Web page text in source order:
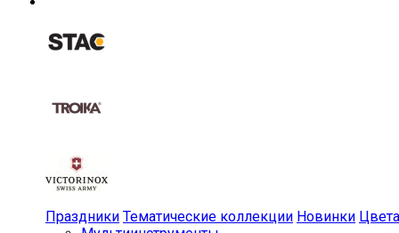
Праздники Тематические коллекции Новинки Цвета